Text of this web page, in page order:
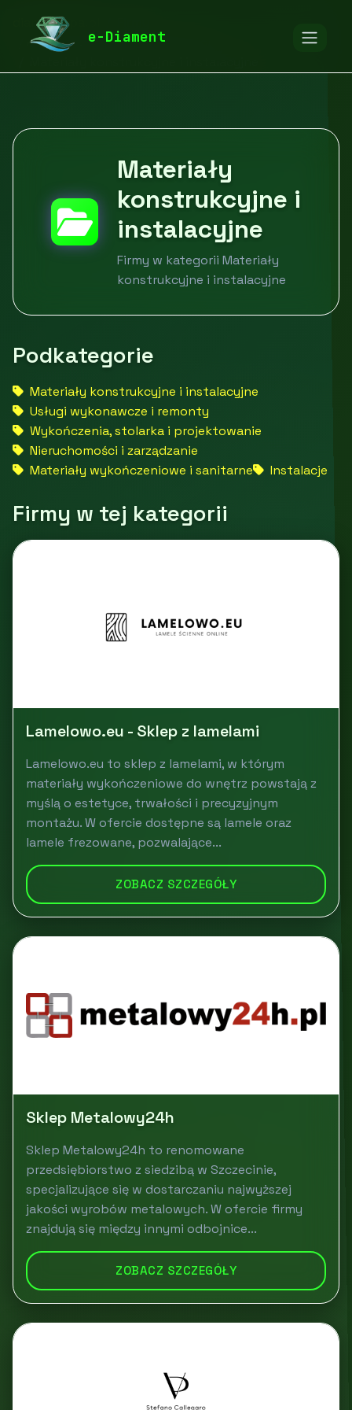
e-Diament
diamentspa.pl
Budownictwo i nieruchomości
Materiały
konstrukcyjne i
instalacyjne
Firmy w kategorii Materiały
konstrukcyjne i instalacyjne
Podkategorie
Materiały konstrukcyjne i instalacyjne
Usługi wykonawcze i remonty
Wykończenia, stolarka i projektowanie
Nieruchomości i zarządzanie
Materiały wykończeniowe i sanitarne
Instalacje
Firmy w tej kategorii
Lamelowo.eu - Sklep z lamelami
Lamelowo.eu to sklep z lamelami, w którym
materiały wykończeniowe do wnętrz powstają z
myślą o estetyce, trwałości i precyzyjnym
montażu. W ofercie dostępne są lamele oraz
lamele frezowane, pozwalające...
ZOBACZ SZCZEGÓŁY
Sklep Metalowy24h
Sklep Metalowy24h to renomowane
przedsiębiorstwo z siedzibą w Szczecinie,
specjalizujące się w dostarczaniu najwyższej
jakości wyrobów metalowych. W ofercie firmy
znajdują się między innymi odbojnice...
ZOBACZ SZCZEGÓŁY